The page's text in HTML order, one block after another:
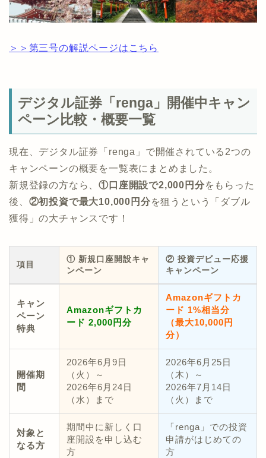
＞＞第三号の解説ページはこちら
デジタル証券「renga」開催中キャン
ペーン比較・概要一覧
現在、デジタル証券「renga」で開催されている2つの
キャンペーンの概要を一覧表にまとめました。
新規登録の方なら、①口座開設で2,000円分をもらった
後、 ②初投資で最大10,000円分を狙うという「ダブル
獲得」の大チャンスです！
項目
① 新規口座開設キャ
ンペーン
② 投資デビュー応援
キャンペーン
キャン
ペーン
特典
Amazonギフトカ
ード 2,000円分
Amazonギフトカ
ード 1%相当分
（最大10,000円
分）
開催期
間
2026年6月9日
（火）～
2026年6月24日
（水）まで
2026年6月25日
（木）～
2026年7月14日
（火）まで
対象と
なる方
期間中に新しく口
座開設を申し込む
方
「renga」での投資
申請がはじめての
方